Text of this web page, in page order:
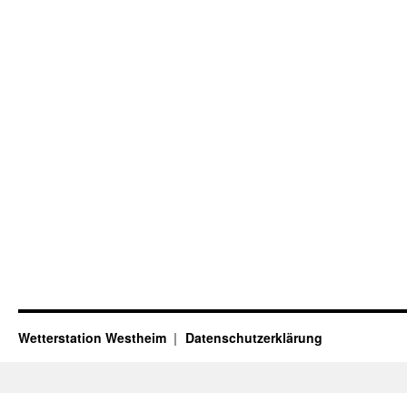
Wetterstation Westheim Datenschutzerklärung